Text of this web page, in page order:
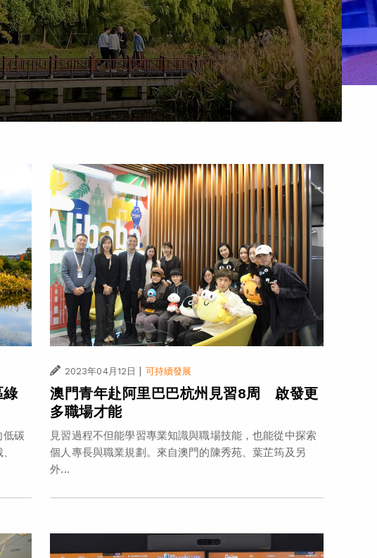
綠
低碳
2023年04月12日 | 可持續發展
澳門青年赴阿里巴巴杭州見習8周 啟發更
多職場才能
見習過程不但能學習專業知識與職場技能，也能從中探索
個人專長與職業規劃。來自澳門的陳秀苑、葉芷筠及另
外...